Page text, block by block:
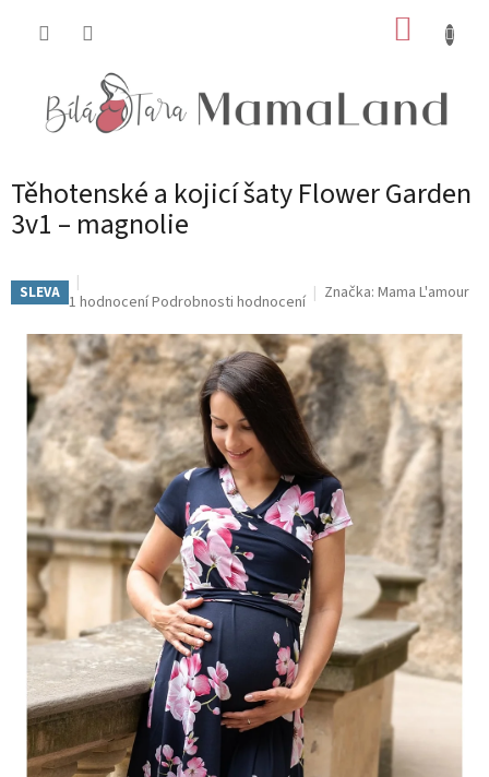
Těhotenské a kojicí šaty Flower Garden
3v1 – magnolie
SLEVA Průměrné
produktu
je
5,0
z
5
hvězdiček.
1 hodnoceníPodrobnosti hodnocení Značka: Mama L'amour